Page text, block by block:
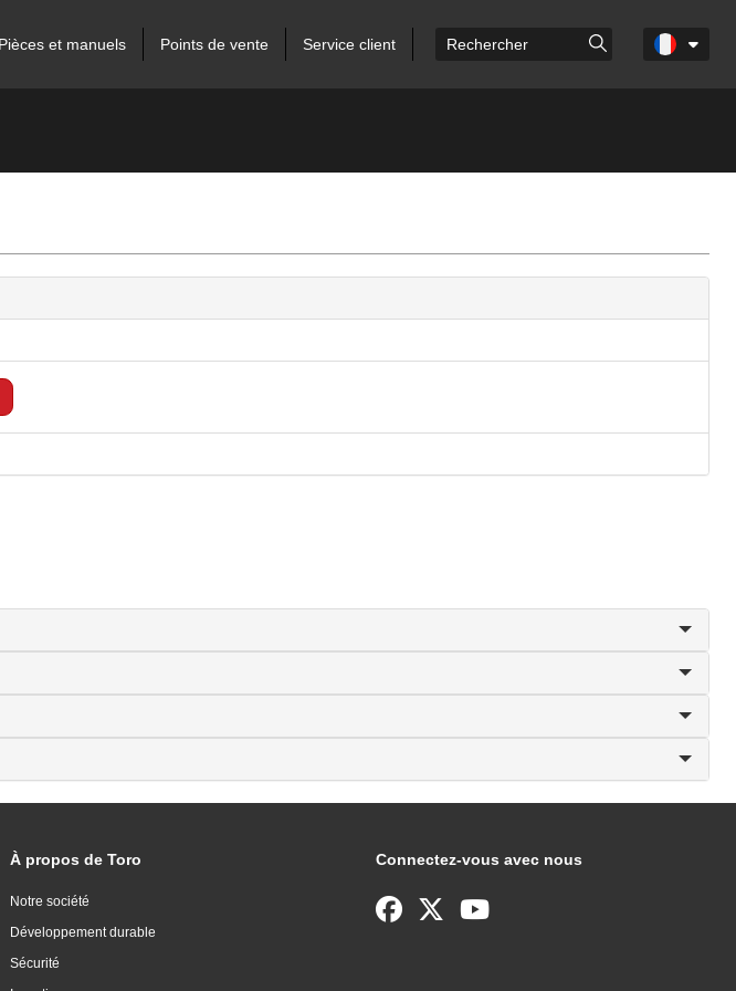
Pièces et manuels Points de vente Service client
À propos de Toro
Notre société
Développement durable
Sécurité
Connectez-vous avec nous